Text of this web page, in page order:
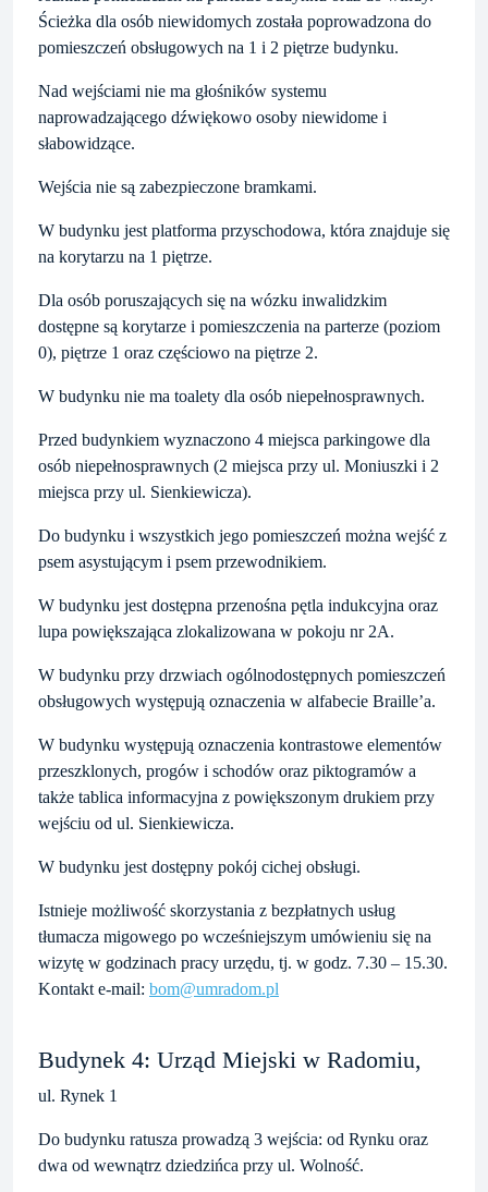
Ścieżka dla osób niewidomych została poprowadzona do
pomieszczeń obsługowych na 1 i 2 piętrze budynku.
Nad wejściami nie ma głośników systemu
naprowadzającego dźwiękowo osoby niewidome i
słabowidzące.
Wejścia nie są zabezpieczone bramkami.
W budynku jest platforma przyschodowa, która znajduje się
na korytarzu na 1 piętrze.
Dla osób poruszających się na wózku inwalidzkim
dostępne są korytarze i pomieszczenia na parterze (poziom
0), piętrze 1 oraz częściowo na piętrze 2.
W budynku nie ma toalety dla osób niepełnosprawnych.
Przed budynkiem wyznaczono 4 miejsca parkingowe dla
osób niepełnosprawnych (2 miejsca przy ul. Moniuszki i 2
miejsca przy ul. Sienkiewicza).
Do budynku i wszystkich jego pomieszczeń można wejść z
psem asystującym i psem przewodnikiem.
W budynku jest dostępna przenośna pętla indukcyjna oraz
lupa powiększająca zlokalizowana w pokoju nr 2A.
W budynku przy drzwiach ogólnodostępnych pomieszczeń
obsługowych występują oznaczenia w alfabecie Braille’a.
W budynku występują oznaczenia kontrastowe elementów
przeszklonych, progów i schodów oraz piktogramów a
także tablica informacyjna z powiększonym drukiem przy
wejściu od ul. Sienkiewicza.
W budynku jest dostępny pokój cichej obsługi.
Istnieje możliwość skorzystania z bezpłatnych usług
tłumacza migowego po wcześniejszym umówieniu się na
wizytę w godzinach pracy urzędu, tj. w godz. 7.30 – 15.30.
Kontakt e-mail: bom@umradom.pl
Budynek 4: Urząd Miejski w Radomiu,
ul. Rynek 1
Do budynku ratusza prowadzą 3 wejścia: od Rynku oraz
dwa od wewnątrz dziedzińca przy ul. Wolność.